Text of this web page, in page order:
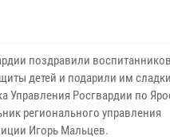
поздравили
детей и подарили им
Управления Росгвардии по
регионального управления
Игорь Мальцев.